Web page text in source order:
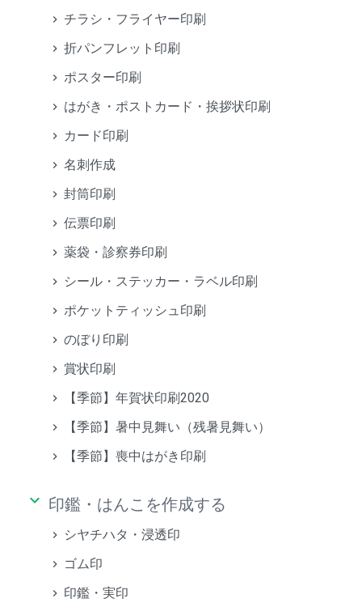
チラシ・フライヤー印刷
折パンフレット印刷
ポスター印刷
はがき・ポストカード・挨拶状印刷
カード印刷
名刺作成
封筒印刷
伝票印刷
薬袋・診察券印刷
シール・ステッカー・ラベル印刷
ポケットティッシュ印刷
のぼり印刷
賞状印刷
【季節】年賀状印刷2020
【季節】暑中見舞い（残暑見舞い）
【季節】喪中はがき印刷
keyboard_arrow_down 印鑑・はんこを作成する
シヤチハタ・浸透印
ゴム印
印鑑・実印